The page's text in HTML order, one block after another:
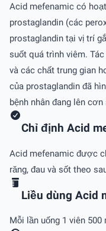
Acid mefenamic có
prostaglandin (các
prostaglandin tại vị trí
suốt quá trình viêm.
và các chất trung gian
của prostaglandin đã
bệnh nhân đang lên
Chỉ định Acid
Acid mefenamic được
răng, đau và sốt theo
Liều dùng Acid
Mỗi lần uống 1 viên